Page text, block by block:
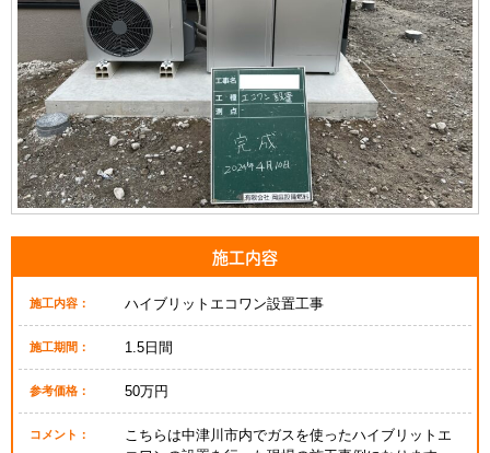
施工内容
施工内容： ハイブリットエコワン設置工事
施工期間： 1.5日間
参考価格： 50万円
コメント：
こちらは中津川市内でガスを使ったハイブリットエ